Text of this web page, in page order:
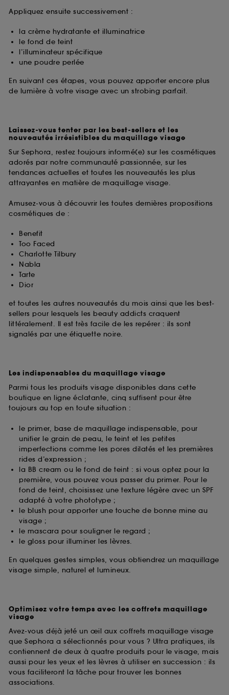
Appliquez ensuite successivement :
la crème hydratante et illuminatrice
le fond de teint
l’illuminateur spécifique
une poudre perlée
En suivant ces étapes, vous pouvez apporter encore plus
de lumière à votre visage avec un strobing parfait.
Laissez-vous tenter par les best-sellers et les
nouveautés irrésistibles du maquillage visage
Sur Sephora, restez toujours informé(e) sur les cosmétiques
adorés par notre communauté passionnée, sur les
tendances actuelles et toutes les nouveautés les plus
attrayantes en matière de maquillage visage.
Amusez-vous à découvrir les toutes dernières propositions
cosmétiques de :
Benefit
Too Faced
Charlotte Tilbury
Nabla
Tarte
Dior
et toutes les autres nouveautés du mois ainsi que les best-
sellers pour lesquels les beauty addicts craquent
littéralement. Il est très facile de les repérer : ils sont
signalés par une étiquette noire.
Les indispensables du maquillage visage
Parmi tous les produits visage disponibles dans cette
boutique en ligne éclatante, cinq suffisent pour être
toujours au top en toute situation :
le primer, base de maquillage indispensable, pour
unifier le grain de peau, le teint et les petites
imperfections comme les pores dilatés et les premières
rides d’expression ;
la BB cream ou le fond de teint : si vous optez pour la
première, vous pouvez vous passer du primer. Pour le
fond de teint, choisissez une texture légère avec un SPF
adapté à votre phototype ;
le blush pour apporter une touche de bonne mine au
visage ;
le mascara pour souligner le regard ;
le gloss pour illuminer les lèvres.
En quelques gestes simples, vous obtiendrez un maquillage
visage simple, naturel et lumineux.
Optimisez votre temps avec les coffrets maquillage
visage
Avez-vous déjà jeté un œil aux coffrets maquillage visage
que Sephora a sélectionnés pour vous ? Ultra pratiques, ils
contiennent de deux à quatre produits pour le visage, mais
aussi pour les yeux et les lèvres à utiliser en succession : ils
vous faciliteront la tâche pour trouver les bonnes
associations.